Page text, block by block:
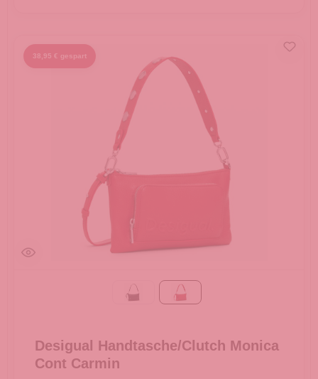
38,95 € gespart
Black Carmin
Desigual Handtasche/Clutch Monica
Cont Carmin